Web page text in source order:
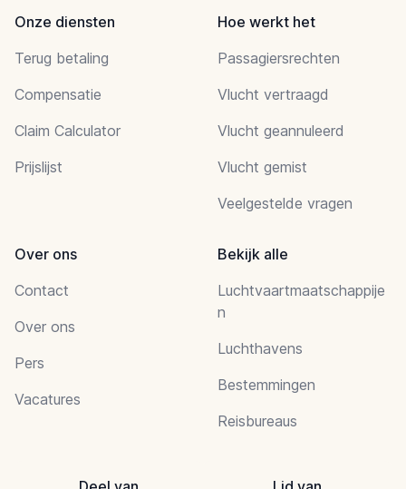
Onze diensten
Terug betaling
Compensatie
Claim Calculator
Prijslijst
Hoe werkt het
Passagiersrechten
Vlucht vertraagd
Vlucht geannuleerd
Vlucht gemist
Veelgestelde vragen
Over ons
Contact
Over ons
Pers
Vacatures
Bekijk alle
Luchtvaartmaatschappije
n
Luchthavens
Bestemmingen
Reisbureaus